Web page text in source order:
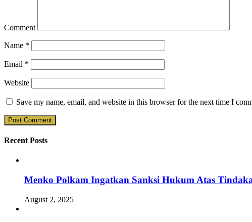
Comment
Name *
Email *
Website
Save my name, email, and website in this browser for the next time I
Recent Posts
Menko Polkam Ingatkan Sanksi Hukum Atas
August 2, 2025